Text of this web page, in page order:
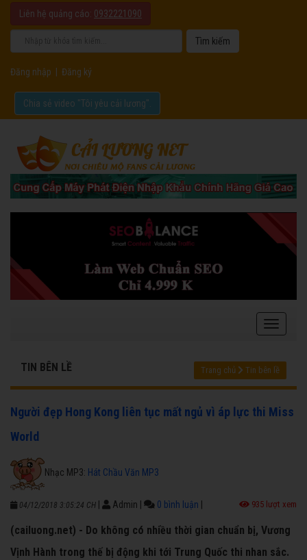
Liên hệ quảng cáo: 0932221090
Đăng nhập Đăng ký
Chia sẻ video "Tôi yêu cải lương".
TIN BÊN LỀ Trang chủ Tin bên lề
Người đẹp Hong Kong liên tục mất ngủ vì áp lực thi Miss
World
Nhạc MP3: Hát Chầu Văn MP3
04/12/2018 3:05:24 CH Admin 0 bình luận 935 lượt xem
(cailuong.net) - Do không có nhiều thời gian chuẩn bị, Vương
Vịnh Hành trong thế bị động khi tới Trung Quốc thi nhan sắc.